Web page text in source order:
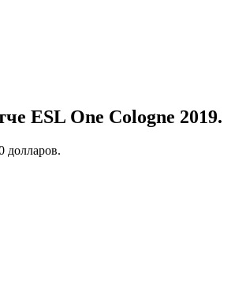
ESL One Cologne 2019.
долларов.